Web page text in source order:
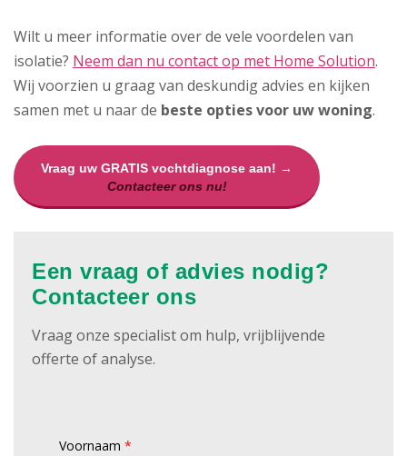
Wilt u meer informatie over de vele voordelen van
isolatie? Neem dan nu contact op met Home Solution.
Wij voorzien u graag van deskundig advies en kijken
samen met u naar de beste opties voor uw woning.
Vraag uw GRATIS vochtdiagnose aan! →
Contacteer ons nu!
Een vraag of advies nodig?
Contacteer ons
Vraag onze specialist om hulp, vrijblijvende
offerte of analyse.
Voornaam*